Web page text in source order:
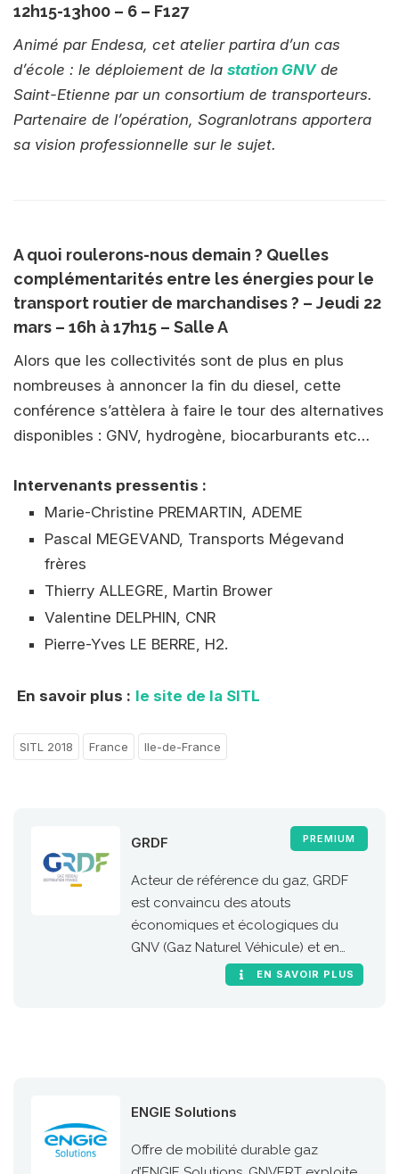
12h15-13h00 – 6 – F127
Animé par Endesa, cet atelier partira d’un cas
d’école : le déploiement de la station GNVde
Saint-Etienne par un consortium de transporteurs.
Partenaire de l’opération, Sogranlotrans apportera
sa vision professionnelle sur le sujet.
A quoi roulerons-nous demain ? Quelles
complémentarités entre les énergies pour le
transport routier de marchandises ? – Jeudi 22
mars – 16h à 17h15 – Salle A
Alors que les collectivités sont de plus en plus
nombreuses à annoncer la fin du diesel, cette
conférence s’attèlera à faire le tour des alternatives
disponibles : GNV, hydrogène, biocarburants etc…
Intervenants pressentis :
Marie-Christine PREMARTIN, ADEME
Pascal MEGEVAND, Transports Mégevand
frères
Thierry ALLEGRE, Martin Brower
Valentine DELPHIN, CNR
Pierre-Yves LE BERRE, H2.
En savoir plus : le site de la SITL
SITL 2018 France Ile-de-France
PREMIUM
GRDF
Acteur de référence du gaz, GRDF
est convaincu des atouts
économiques et écologiques du
GNV (Gaz Naturel Véhicule) et en
particulier de sa version 100 %
EN SAVOIR PLUS
ENGIE Solutions
Offre de mobilité durable gaz